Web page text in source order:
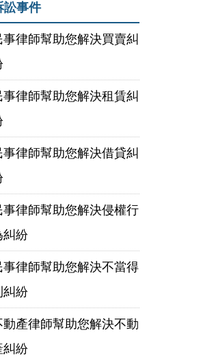
訟事件
事律師幫助您解決買賣糾
事律師幫助您解決租賃糾
事律師幫助您解決借貸糾
事律師幫助您解決侵權行
糾紛
事律師幫助您解決不當得
糾紛
動產律師幫助您解決不動
糾紛